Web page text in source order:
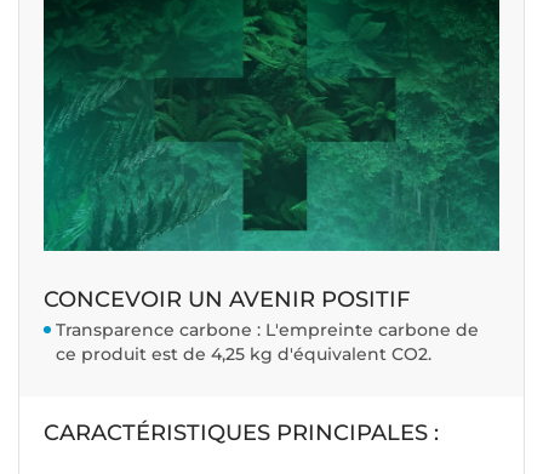
CONCEVOIR UN AVENIR POSITIF
Transparence carbone : L'empreinte carbone de
ce produit est de 4,25 kg d'équivalent CO2.
CARACTÉRISTIQUES PRINCIPALES :